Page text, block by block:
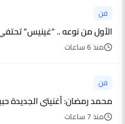
فن
الأول من نوعه .. "غينيس" تحتفي بإنجاز عمرو دياب
منذ 6 ساعات
فن
محمد رمضان: أغنيتي الجديدة
منذ 7 ساعات